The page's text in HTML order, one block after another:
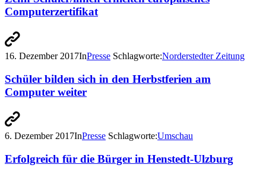
Computerzertifikat
16. Dezember 2017InPresse Schlagworte:Norderstedter Zeitung
Schüler bilden sich in den Herbstferien am
Computer weiter
6. Dezember 2017InPresse Schlagworte:Umschau
Erfolgreich für die Bürger in Henstedt-Ulzburg